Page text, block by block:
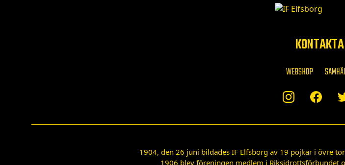
WEBSHOP
1904, den 26 juni bildades IF Elfsborg av 19 pojkar i övre
1906 blev föreningen medlem i Riksidrottsförbundet